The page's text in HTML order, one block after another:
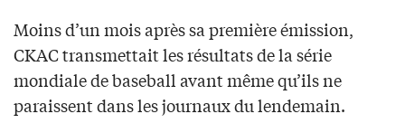
Moins d’un mois après sa première émission,
CKAC transmettait les résultats de la série
mondiale de baseball avant même qu’ils ne
paraissent dans les journaux du lendemain.